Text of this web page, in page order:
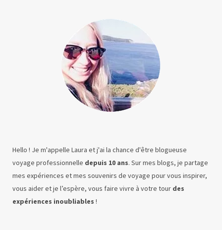
Hello ! Je m'appelle Laura et j'ai la chance d'être blogueuse
voyage professionnelle depuis 10 ans. Sur mes blogs, je partage
mes expériences et mes souvenirs de voyage pour vous inspirer,
vous aider et je l’espère, vous faire vivre à votre tour des
expériences inoubliables !